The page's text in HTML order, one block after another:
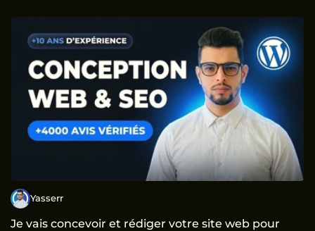
Yasserr
Je vais concevoir et rédiger votre site web pour